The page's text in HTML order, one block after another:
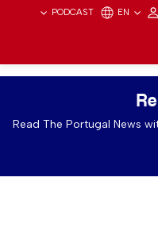
PODCAST EN
Read The Portugal News